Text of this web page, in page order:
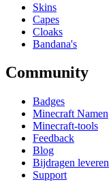
Skins
Capes
Cloaks
Bandana's
Community
Badges
Minecraft Namen
Minecraft-tools
Feedback
Blog
Bijdragen leveren
Support